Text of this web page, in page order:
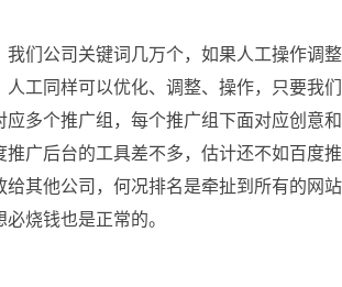
我们公司关键词几万个，如果人工操作调
工同样可以优化、调整、操作，只要我
多个推广组，每个推广组下面对应创意
广后台的工具差不多，估计还不如百度
给其他公司，何况排名是牵扯到所有的网
烧钱也是正常的。